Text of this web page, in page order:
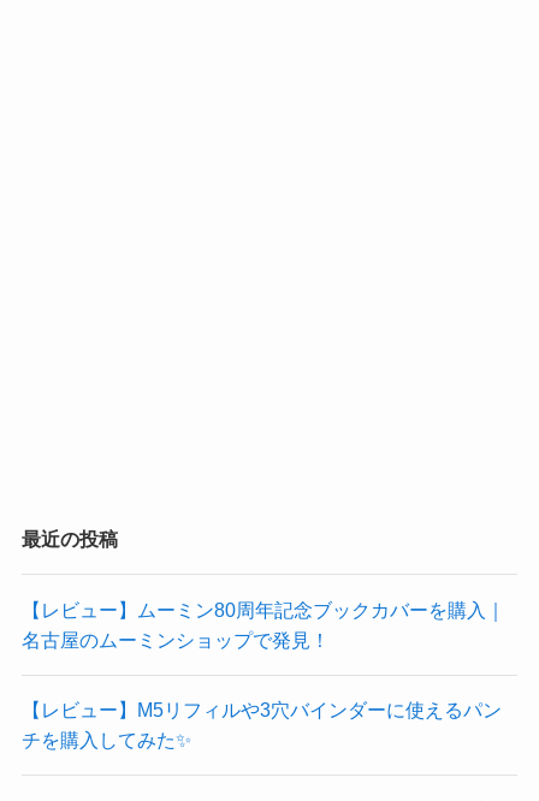
最近の投稿
【レビュー】ムーミン80周年記念ブックカバーを購入｜
名古屋のムーミンショップで発見！
【レビュー】M5リフィルや3穴バインダーに使えるパン
チを購入してみた✨